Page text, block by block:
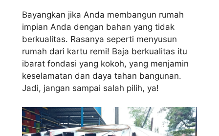
Bayangkan jika Anda membangun rumah
impian Anda dengan bahan yang tidak
berkualitas. Rasanya seperti menyusun
rumah dari kartu remi! Baja berkualitas itu
ibarat fondasi yang kokoh, yang menjamin
keselamatan dan daya tahan bangunan.
Jadi, jangan sampai salah pilih, ya!